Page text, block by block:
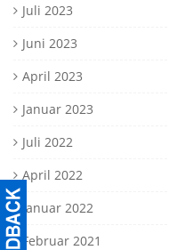
Juli 2023
Juni 2023
April 2023
Januar 2023
Juli 2022
April 2022
Januar 2022
Februar 2021